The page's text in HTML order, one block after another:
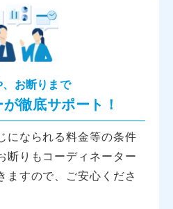
お断りまで
徹底サポート！
になられる料金等の条件
断りもコーディネーター
ますので、ご安心くださ